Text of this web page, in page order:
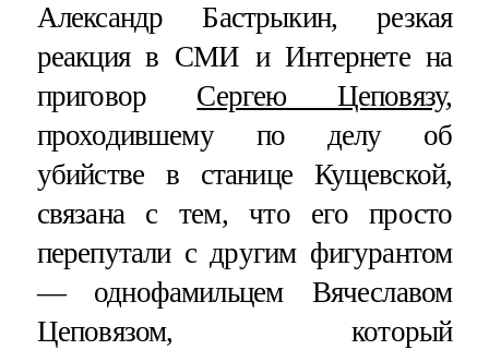
Александр Бастрыкин, резкая
реакция в СМИ и Интернете на
приговор Сергею Цеповязу,
проходившему по делу об
убийстве в станице Кущевской,
связана с тем, что его просто
перепутали с другим фигурантом
— однофамильцем Вячеславом
Цеповязом, который